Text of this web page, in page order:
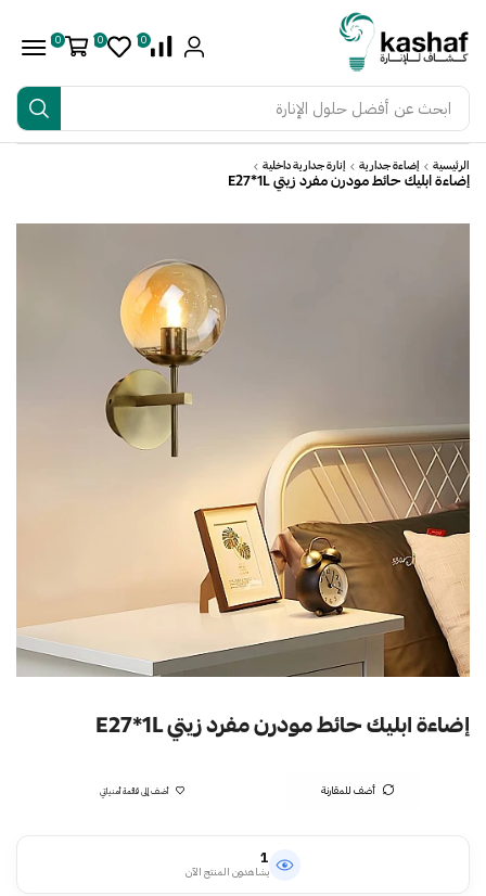
ابحث عن أفضل حلول الإنارة
0
0
0
الرئيسية إضاءة جدارية إنارة جدارية داخلية
إضاءة ابليك حائط مودرن مفرد زيتي E27*1L
إضاءة ابليك حائط مودرن مفرد زيتي E27*1L
أضف للمقارنة أضف إلى قائمة أمنياتي
1
يشاهدون المنتج الآن